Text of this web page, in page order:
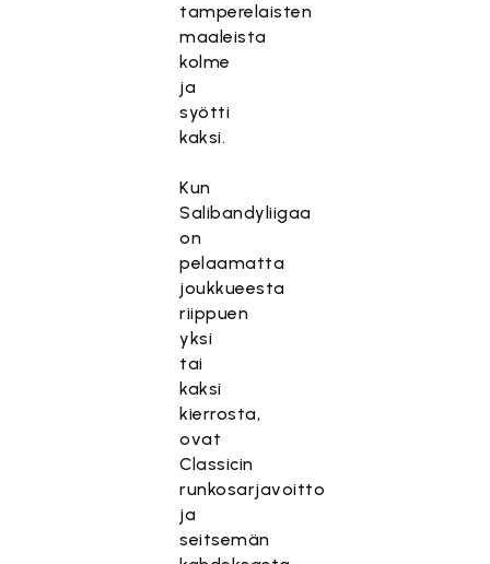
tamperelaisten
maaleista
kolme
ja
syötti
kaksi.
Kun
Salibandyliigaa
on
pelaamatta
joukkueesta
riippuen
yksi
tai
kaksi
kierrosta,
ovat
Classicin
runkosarjavoitto
ja
seitsemän